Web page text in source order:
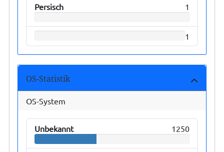
Persisch 1
1
OS-Statistik
OS-System
Unbekannt 1250